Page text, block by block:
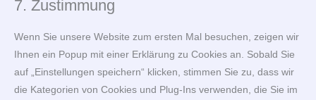
7. Zustimmung
Wenn Sie unsere Website zum ersten Mal besuchen, zeigen wir
Ihnen ein Popup mit einer Erklärung zu Cookies an. Sobald Sie
auf „Einstellungen speichern“ klicken, stimmen Sie zu, dass wir
die Kategorien von Cookies und Plug-Ins verwenden, die Sie im